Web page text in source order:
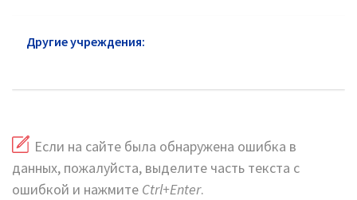
Другие учреждения:
Если на сайте была обнаружена ошибка в
данных, пожалуйста, выделите часть текста с
ошибкой и нажмите Ctrl+Enter.